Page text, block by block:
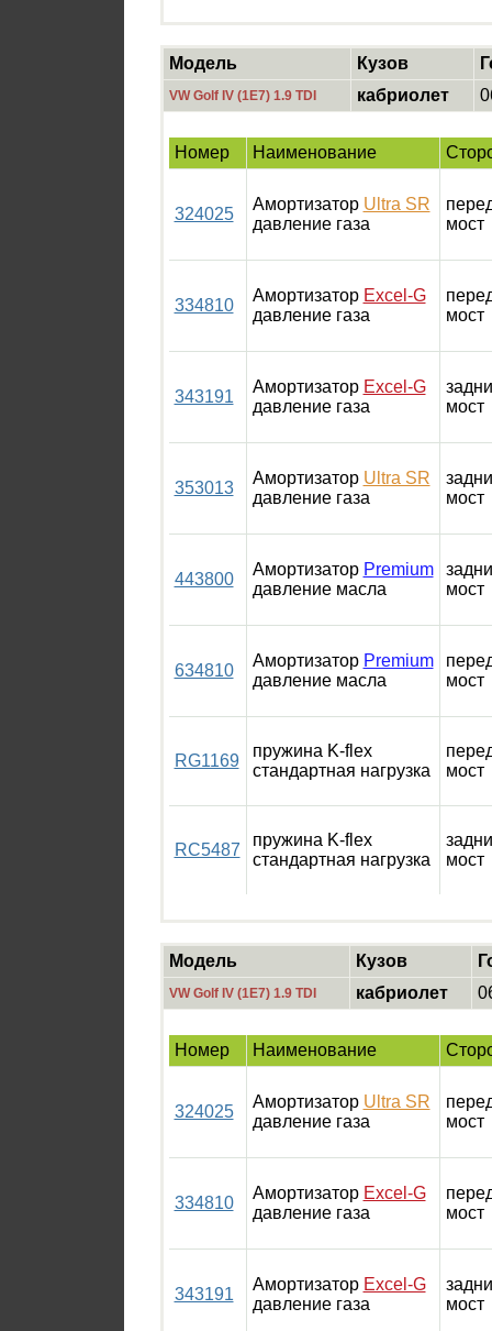
Модель Кузов
VW Golf IV (1E7) 1.9 TDI кабриолет
Номер Наименование
324025
Амортизатор Ultra SR
давление газа
мост
334810
Амортизатор Excel-G
давление газа
мост
343191
Амортизатор Excel-G
давление газа
мост
353013
Амортизатор Ultra SR
давление газа
мост
443800
Амортизатор Premium
давление масла
мост
634810
Амортизатор Premium
давление масла
мост
RG1169
пружина K-flex
стандартная нагрузка
мост
RC5487
пружина K-flex
стандартная нагрузка
мост
Модель Кузов
VW Golf IV (1E7) 1.9 TDI кабриолет
Номер Наименование
324025
Амортизатор Ultra SR
давление газа
мост
334810
Амортизатор Excel-G
давление газа
мост
343191
Амортизатор Excel-G
давление газа
мост